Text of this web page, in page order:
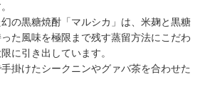
の黒糖焼酎「マルシカ」は、米麹と黒糖
た風味を極限まで残す蒸留方法にこだわ
に引き出しています。
掛けたシークニンやグァバ茶を合わせた